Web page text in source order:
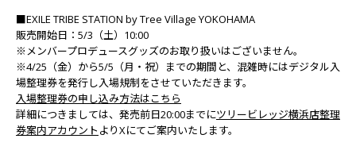
■EXILE TRIBE STATION by Tree Village YOKOHAMA
販売開始日：5/3（土）10:00
※メンバープロデュースグッズのお取り扱いはございません。
※4/25（金）から5/5（月・祝）までの期間と、混雑時にはデジタル入
場整理券を発行し入場規制をさせていただきます。
入場整理券の申し込み方法はこちら
詳細につきましては、発売前日20:00までにツリービレッジ横浜店整理
券案内アカウント よりXにてご案内いたします。